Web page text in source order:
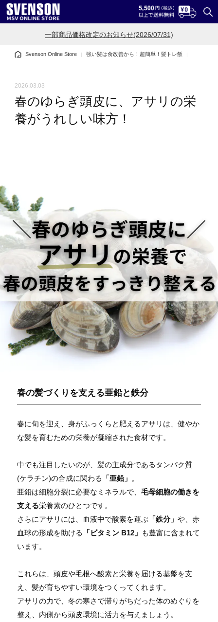
一部商品価格改定のお知らせ(2026/07/31)
Svenson Online Store 強い髪は食改善から！超簡単！髪トレ飯
2026.03.03
春のゆらぎ頭皮に、アサリの栄
養がうれしい味方！
春の髪づくりを支える亜鉛と鉄分
春に旬を迎え、身がふっくらと肥えるアサリは、健やか
な髪を育むための栄養が凝縮された食材です。
中でも注目したいのが、髪の主成分であるタンパク質
(ケラチン)の合成に関わる
「亜鉛」 。
亜鉛は細胞分裂に必要なミネラルで、 毛母細胞の働きを
支える栄養素のひとつです。
さらにアサリには、血液中で酸素を運ぶ 「鉄分」 や、赤
血球の形成を助ける
「ビタミン B12」 も豊富に含まれて
います。
これらは、頭皮や毛根へ酸素と栄養を届ける基盤を支
え、髪が育ちやすい環境をつくってくれます。
アサリの力で、冬の寒さで滞りがちだった体のめぐりを
整え、内側から頭皮環境に活力を与えましょう。